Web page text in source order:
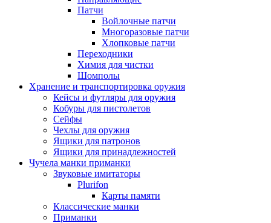
Патчи
Войлочные патчи
Многоразовые патчи
Хлопковые патчи
Переходники
Химия для чистки
Шомполы
Хранение и транспортировка оружия
Кейсы и футляры для оружия
Кобуры для пистолетов
Сейфы
Чехлы для оружия
Ящики для патронов
Ящики для принадлежностей
Чучела манки приманки
Звуковые имитаторы
Plurifon
Карты памяти
Классические манки
Приманки